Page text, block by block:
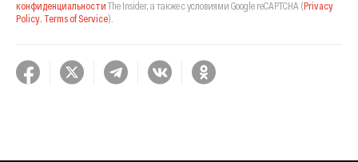
конфиденциальности The Insider, а также с условиями Google reCAPTCHA (Privacy
Policy, Terms of Service).